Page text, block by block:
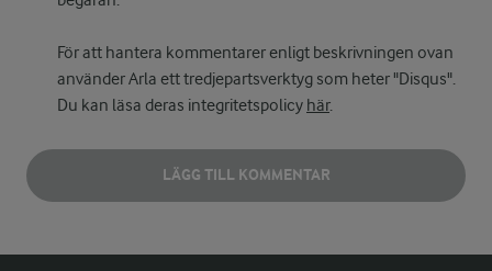
För att hantera kommentarer enligt beskrivningen ovan
använder Arla ett tredjepartsverktyg som heter "Disqus".
Du kan läsa deras integritetspolicy här.
LÄGG TILL KOMMENTAR